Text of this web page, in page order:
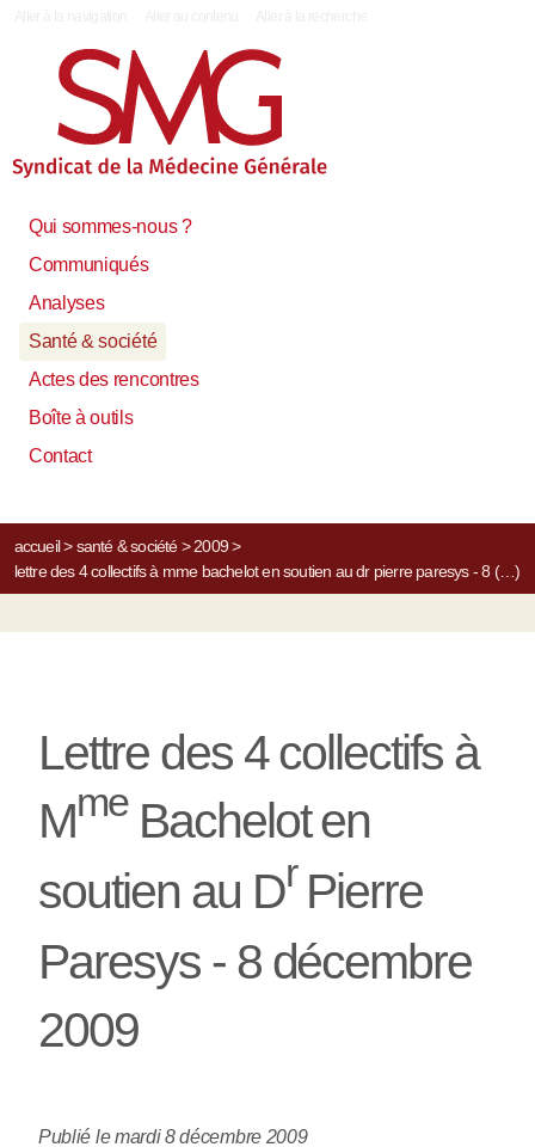
Qui sommes-nous ?
Communiqués
Analyses
Santé & société
Actes des rencontres
Boîte à outils
Contact
accueil> santé & société> 2009>
lettre des 4 collectifs à mme bachelot en soutien au dr pierre paresys - 8 (…)
Lettre des 4 collectifs à
MmeBachelot en
soutien au Dr Pierre
Paresys - 8 décembre
2009
Publié le mardi 8 décembre 2009